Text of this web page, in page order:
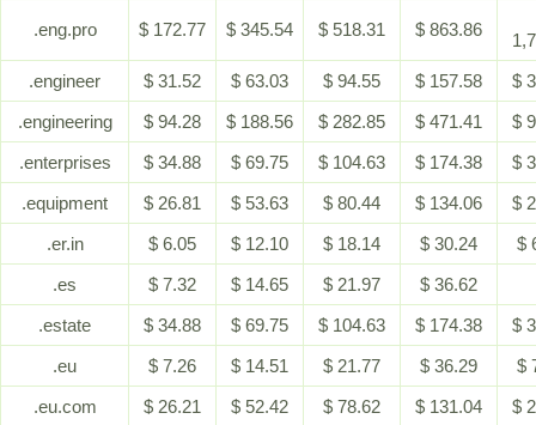
.eng.pro $ 172.77 $ 345.54 $ 518.31 $ 863.86
.engineer
$ 31.52 $ 63.03 $ 94.55 $ 157.58
$
.engineering
$ 94.28 $ 188.56 $ 282.85 $ 471.41
$
.enterprises
$ 34.88 $ 69.75 $ 104.63 $ 174.38
$
.equipment
$ 26.81 $ 53.63 $ 80.44 $ 134.06
$
.er.in
$ 6.05 $ 12.10 $ 18.14 $ 30.24
$
.es
$ 7.32 $ 14.65 $ 21.97
$ 36.62
.estate
$ 34.88 $ 69.75 $ 104.63 $ 174.38
$
.eu
$ 7.26 $ 14.51 $ 21.77 $ 36.29
$
.eu.com
$ 26.21 $ 52.42 $ 78.62 $ 131.04
$